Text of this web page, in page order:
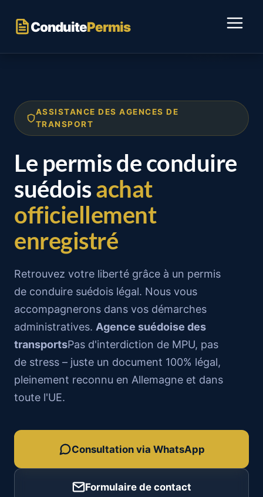
contenu
ConduitePermis
ASSISTANCE DES AGENCES DE
TRANSPORT
Le permis de conduire
suédoisachat
officiellement
enregistré
Retrouvez votre liberté grâce à un permis
de conduire suédois légal. Nous vous
accompagnerons dans vos démarches
administratives. Agence suédoise des
transportsPas d'interdiction de MPU, pas
de stress – juste un document 100% légal,
pleinement reconnu en Allemagne et dans
toute l'UE.
Consultation via WhatsApp
Formulaire de contact